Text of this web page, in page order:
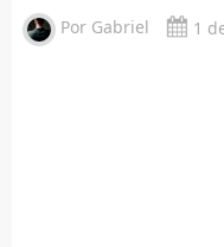
Por Gabriel 1